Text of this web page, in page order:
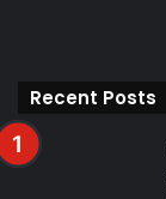
Recent Posts